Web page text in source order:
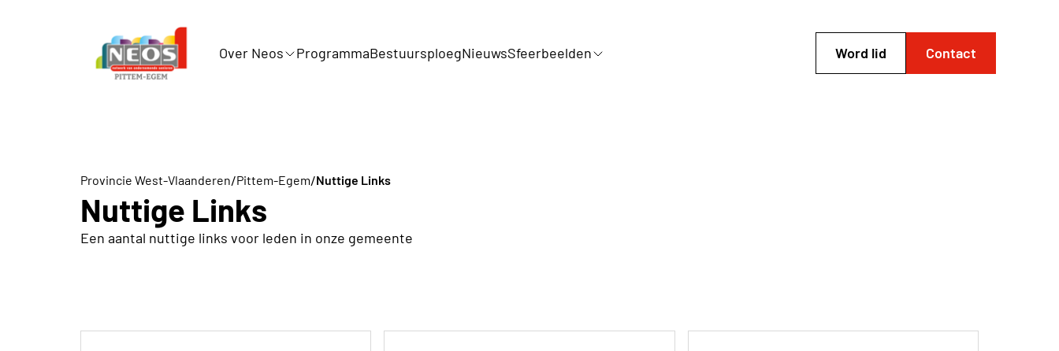
Over Neos ProgrammaBestuursploegNieuwsSfeerbeelden Word lid Contact
Provincie West-Vlaanderen/Pittem-Egem/Nuttige Links
Nuttige Links
Een aantal nuttige links voor leden in onze gemeente